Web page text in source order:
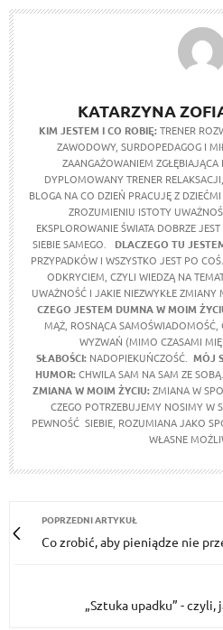
KATARZYNA
KIM JESTEM I CO ROBIĘ:TRENER
ZAWODOWY, SURDOPEDAGOG I
ZAANGAŻOWANIEM ZGŁĘBIAJĄCA
DYPLOMOWANY TRENER
BLOGA NA CO DZIEŃ PRACUJĘ Z
ZROZUMIENIU ISTOTY
EKSPLOROWANIE ŚWIATA DOBRZE
SIEBIE SAMEGO. DLACZEGO TU
PRZYPADKÓW I WSZYSTKO JEST PO
ODKRYCIEM, CZYLI WIEDZĄ NA
UWAŻNOŚĆ I JAKIE NIEZWYKŁE ZMIANY
CZEGO JESTEM DUMNA W MOIM
MĄŻ, ROSNĄCA
WYZWAŃ (MIMO CZASAMI
SŁABOŚCI: NADOPIEKUŃCZOŚĆ. MÓJ
HUMOR:CHWILA SAM NA SAM ZE
ZMIANA W MOIM ŻYCIU:ZMIANA W
CZEGO POTRZEBUJEMY NOSIMY W
PEWNOŚĆ SIEBIE, ROZUMIANA JAKO
WŁASNE
POPRZEDNI ARTYKUŁ
Co zrobić, aby pieniądze nie
„Sztuka upadku” -